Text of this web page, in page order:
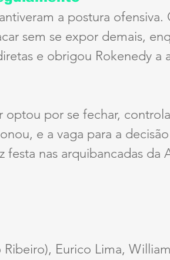
a postura ofensiva.
sem se expor demais,
e obrigou Rokenedy a
optou por se fechar,
e a vaga para a
nas arquibancadas da
Eurico Lima,